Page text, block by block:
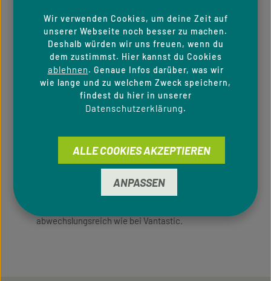
kunterbunt
Die Auswahl von Vantastic ist so vielfältig, dass
man gar nicht weiß, wo man anfangen soll.
Vielleicht mit veganen American Pancakes oder
schwedischen Zimtschnecken am Morgen? Zum
Mittag indisches Cauliflower Tikka, thailändische
Sticky Rice Balls mit Mango oder spanische
Buffalo Chicken-Style Wings. Zum Dessert
portugiesische Pasteis de Nata oder Käsekuchen-
Bällchen. Für jeden Anlass und jeden Geschmack
ist also gesorgt. Wir meinen: Noch nie waren
abwechslungsreich wie bei Vantastic.
Wir verwenden Cookies, um deine Zeit auf
unserer Webseite noch besser zu machen.
Deshalb würden wir uns freuen, wenn du
dem zustimmst. Hier kannst du Cookies
ablehnen. Genaue Infos darüber, was wir
wie lange und zu welchem Zweck speichern,
findest du hier in unserer
Datenschutzerklärung.
ANPASSEN
ALLE COOKIES AKZEPTIEREN